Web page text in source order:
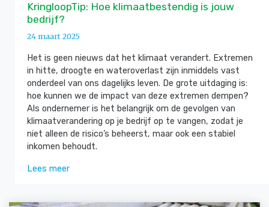
KringloopTip: Hoe klimaatbestendig is jouw
bedrijf?
24 maart 2025
Het is geen nieuws dat het klimaat verandert. Extremen
in hitte, droogte en wateroverlast zijn inmiddels vast
onderdeel van ons dagelijks leven. De grote uitdaging is:
hoe kunnen we de impact van deze extremen dempen?
Als ondernemer is het belangrijk om de gevolgen van
klimaatverandering op je bedrijf op te vangen, zodat je
niet alleen de risico’s beheerst, maar ook een stabiel
inkomen behoudt.
Lees meer